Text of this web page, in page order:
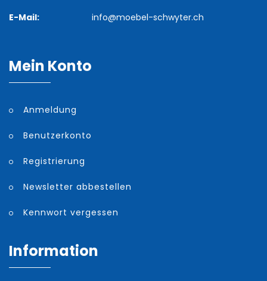
E-Mail:
info@moebel-schwyter.ch
Mein Konto
Anmeldung
Benutzerkonto
Registrierung
Newsletter abbestellen
Kennwort vergessen
Information